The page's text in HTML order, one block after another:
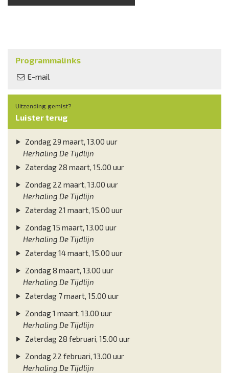
Programmalinks
E-mail
Uitzending gemist?
Luister terug
Zondag 29 maart, 13.00 uur
Herhaling De Tijdlijn
Zaterdag 28 maart, 15.00 uur
Zondag 22 maart, 13.00 uur
Herhaling De Tijdlijn
Zaterdag 21 maart, 15.00 uur
Zondag 15 maart, 13.00 uur
Herhaling De Tijdlijn
Zaterdag 14 maart, 15.00 uur
Zondag 8 maart, 13.00 uur
Herhaling De Tijdlijn
Zaterdag 7 maart, 15.00 uur
Zondag 1 maart, 13.00 uur
Herhaling De Tijdlijn
Zaterdag 28 februari, 15.00 uur
Zondag 22 februari, 13.00 uur
Herhaling De Tijdlijn